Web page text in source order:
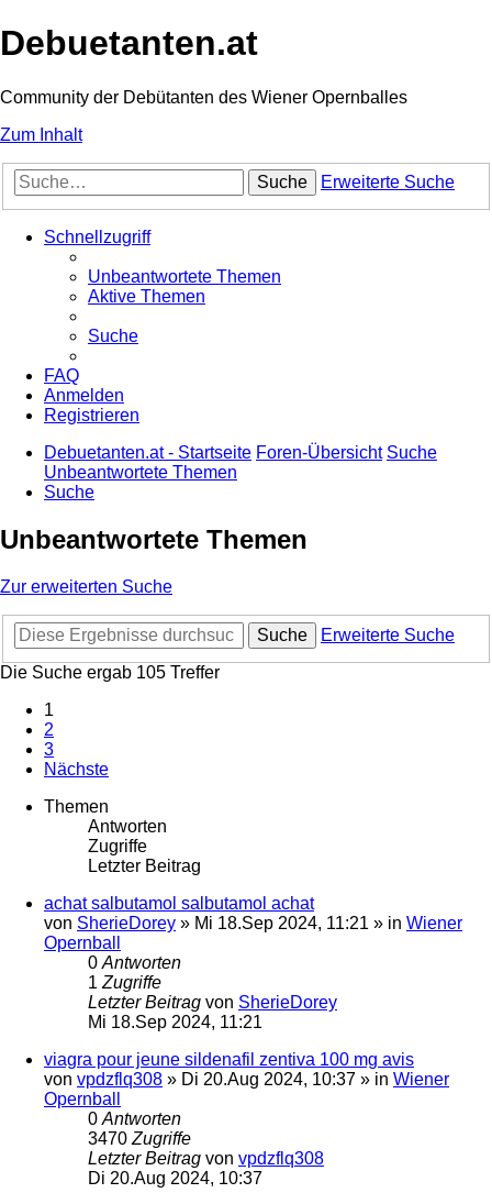
Debuetanten.at
Community der Debütanten des Wiener Opernballes
Zum Inhalt
Suche Erweiterte Suche
Schnellzugriff
Unbeantwortete Themen
Aktive Themen
Suche
FAQ
Anmelden
Registrieren
Debuetanten.at - Startseite Foren-Übersicht Suche
Unbeantwortete Themen
Suche
Unbeantwortete Themen
Zur erweiterten Suche
Suche
Erweiterte Suche
Die Suche ergab 105 Treffer
1
2
3
Nächste
Themen
Antworten
Zugriffe
Letzter Beitrag
achat salbutamol salbutamol achat
von SherieDorey » Mi 18.Sep 2024, 11:21 » in Wiener
Opernball
0 Antworten
1 Zugriffe
Letzter Beitrag von SherieDorey
Mi 18.Sep 2024, 11:21
viagra pour jeune sildenafil zentiva 100 mg avis
von vpdzflq308 » Di 20.Aug 2024, 10:37 » in Wiener
Opernball
0 Antworten
3470 Zugriffe
Letzter Beitrag von vpdzflq308
Di 20.Aug 2024, 10:37